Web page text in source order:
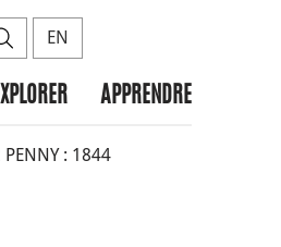
Rechercher
EN
APPRENDRE
: 1844